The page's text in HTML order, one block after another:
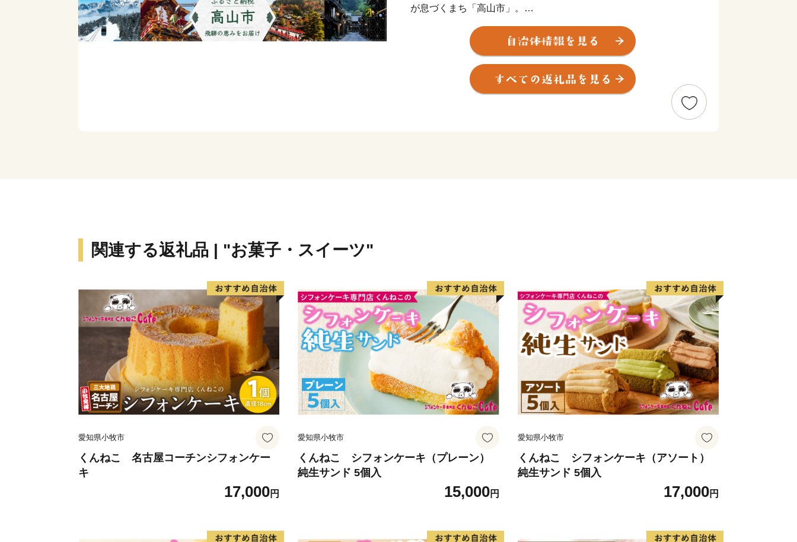
が息づくまち「高山市」。
飛騨高山温泉や奥飛騨温泉郷などの温泉と、飛騨牛や日本酒などの
グルメも充実しています。
関連する返礼品 | "お菓子・スイーツ"
愛知県小牧市
くんねこ 名古屋コーチンシフォンケー
キ
17,000円
愛知県小牧市
くんねこ シフォンケーキ（プレーン）
純生サンド 5個入
15,000円
愛知県小牧市
くんねこ シフォンケーキ（アソート）
純生サンド 5個入
17,000円